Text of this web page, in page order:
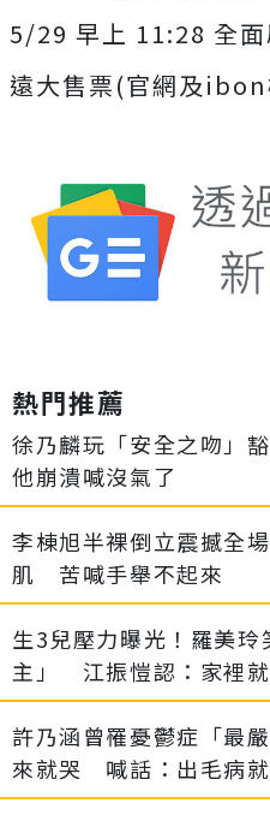
5/29 早上 11:28 全
遠大售票(官網及ibon
熱門推薦
徐乃麟玩「安全之吻」
他崩潰喊沒氣了
李棟旭半裸倒立震撼全
肌 苦喊手舉不起來
生3兒壓力曝光！羅美
主」 江振愷認：家裡
許乃涵曾罹憂鬱症「最
來就哭 喊話：出毛病